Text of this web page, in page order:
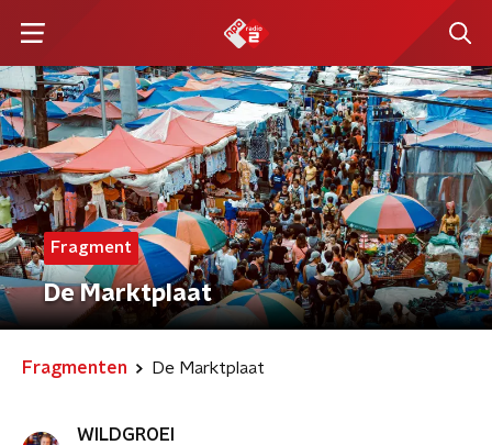
Fragment
De Marktplaat
Fragmenten De Marktplaat
WILDGROEI